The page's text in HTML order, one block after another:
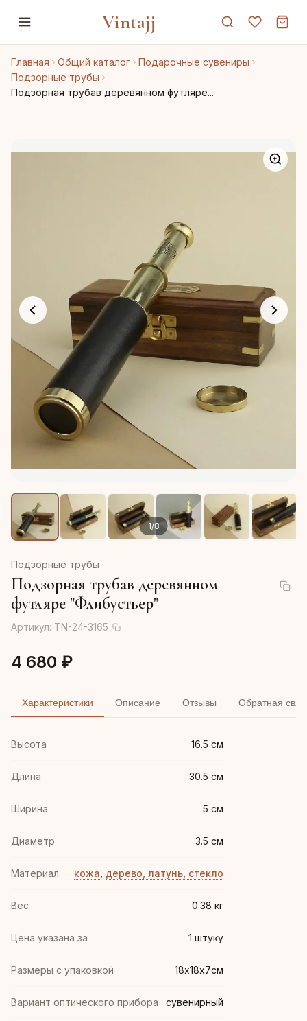
Vintajj
Главная Общий каталог
Подарочные сувениры
Подзорные трубы
Подзорная трубав деревянном футляре...
1/8
Подзорные трубы
Подзорная трубав деревянном
футляре "Флибустьер"
Артикул: TN-24-3165
4 680 ₽
Характеристики Описание Отзывы Обратная
Высота 16.5 см
Длина 30.5 см
Ширина 5 см
Диаметр 3.5 см
Материал кожа дерево, латунь, стекло
Вес 0.38 кг
Цена указана за 1 штуку
Размеры с упаковкой 18х18х7см
Вариант оптического прибора сувенирный